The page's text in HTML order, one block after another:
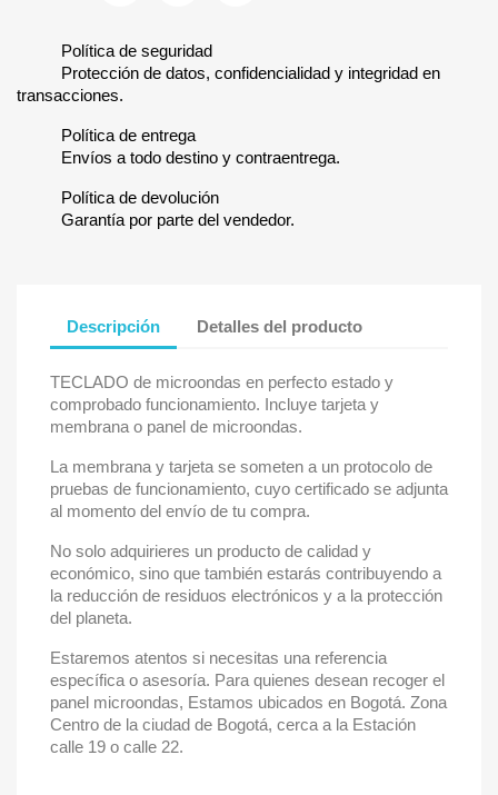
Política de seguridad
Protección de datos, confidencialidad y integridad en
transacciones.
Política de entrega
Envíos a todo destino y contraentrega.
Política de devolución
Garantía por parte del vendedor.
Descripción Detalles del producto
TECLADO de microondas en perfecto estado y
comprobado funcionamiento. Incluye tarjeta y
membrana o panel de microondas.
La membrana y tarjeta se someten a un protocolo de
pruebas de funcionamiento, cuyo certificado se adjunta
al momento del envío de tu compra.
No solo adquirieres un producto de calidad y
económico, sino que también estarás contribuyendo a
la reducción de residuos electrónicos y a la protección
del planeta.
Estaremos atentos si necesitas una referencia
específica o asesoría. Para quienes desean recoger el
panel microondas, Estamos ubicados en Bogotá. Zona
Centro de la ciudad de Bogotá, cerca a la Estación
calle 19 o calle 22.